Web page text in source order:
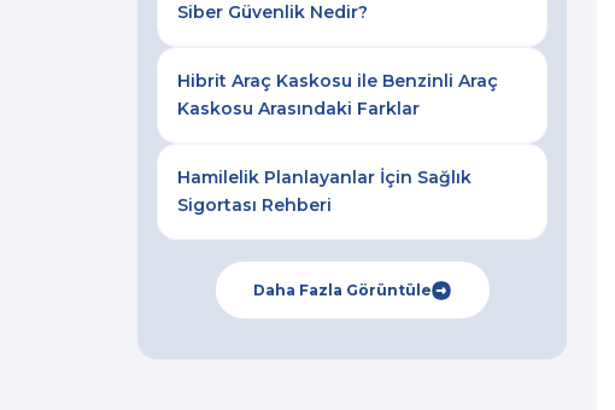
Siber Güvenlik Nedir?
Hibrit Araç Kaskosu ile Benzinli Araç
Kaskosu Arasındaki Farklar
Hamilelik Planlayanlar İçin Sağlık
Sigortası Rehberi
Daha Fazla Görüntüle